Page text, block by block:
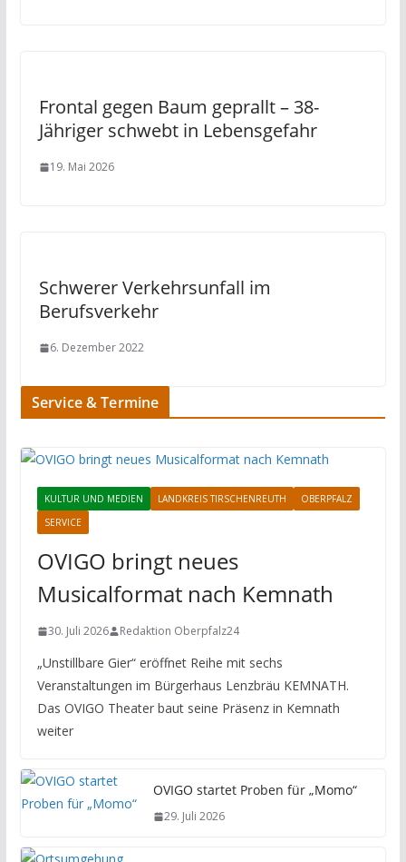
Frontal gegen Baum geprallt – 38-
Jähriger schwebt in Lebensgefahr
19. Mai 2026
Schwerer Verkehrsunfall im
Berufsverkehr
6. Dezember 2022
Service & Termine
KULTUR UND MEDIEN LANDKREIS TIRSCHENREUTH
OBERPFALZ
SERVICE
OVIGO bringt neues
Musicalformat nach Kemnath
30. Juli 2026 Redaktion Oberpfalz24
„Unstillbare Gier“ eröffnet Reihe mit sechs
Veranstaltungen im Bürgerhaus Lenzbräu KEMNATH.
Das OVIGO Theater baut seine Präsenz in Kemnath
weiter
OVIGO startet Proben für „Momo“
29. Juli 2026